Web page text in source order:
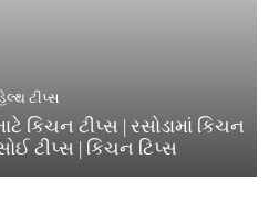
ટીપ્સ
કિચન ટીપ્સ | રસોડામાં કિચન
ટીપ્સ | કિચન ટિપ્સ